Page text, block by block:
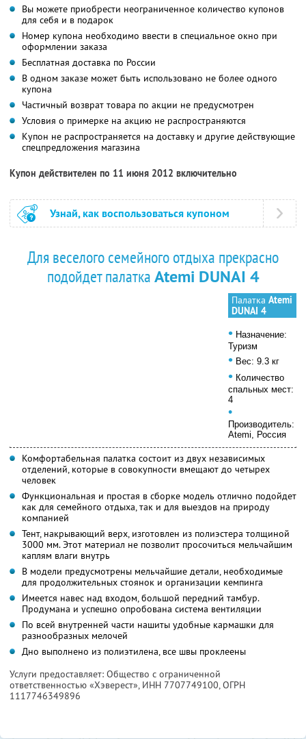
Вы можете приобрести неограниченное количество купонов
для себя и в подарок
Номер купона необходимо ввести в специальное окно при
оформлении заказа
Бесплатная доставка по России
В одном заказе может быть использовано не более одного
купона
Частичный возврат товара по акции не предусмотрен
Условия о примерке на акцию не распространяются
Купон не распространяется на доставку и другие действующие
спецпредложения магазина
Купон действителен по 11 июня 2012 включительно
Узнай, как воспользоваться купоном
Для веселого семейного отдыха прекрасно
подойдет палаткаAtemi DUNAI 4
Палатка Atemi
DUNAI 4
• Назначение:
Туризм
• Вес: 9.3 кг
• Количество
спальных мест:
4
•
Производитель:
Atemi, Россия
Комфортабельная палатка состоит из двух независимых
отделений, которые в совокупности вмещают до четырех
человек
Функциональная и простая в сборке модель отлично подойдет
как для семейного отдыха, так и для выездов на природу
компанией
Тент, накрывающий верх, изготовлен из полиэстера толщиной
3000 мм. Этот материал не позволит просочиться мельчайшим
каплям влаги внутрь
В модели предусмотрены мельчайшие детали, необходимые
для продолжительных стоянок и организации кемпинга
Имеется навес над входом, большой передний тамбур.
Продумана и успешно опробована система вентиляции
По всей внутренней части нашиты удобные кармашки для
разнообразных мелочей
Дно выполнено из полиэтилена, все швы проклеены
Услуги предоставляет: Общество с ограниченной
ответственностью «Хэверест», ИНН 7707749100, ОГРН
1117746349896